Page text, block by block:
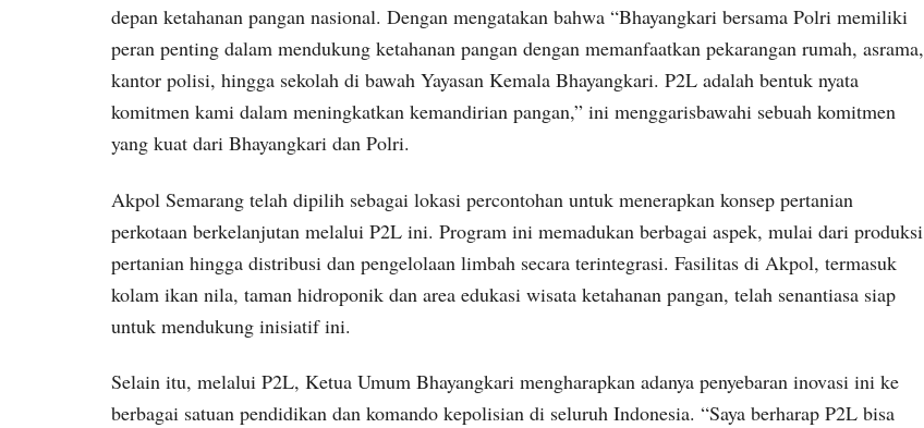
depan ketahanan pangan nasional. Dengan mengatakan bahwa “Bhayangkari bersama Polri memiliki
peran penting dalam mendukung ketahanan pangan dengan memanfaatkan pekarangan rumah, asrama,
kantor polisi, hingga sekolah di bawah Yayasan Kemala Bhayangkari. P2L adalah bentuk nyata
komitmen kami dalam meningkatkan kemandirian pangan,” ini menggarisbawahi sebuah komitmen
yang kuat dari Bhayangkari dan Polri.
Akpol Semarang telah dipilih sebagai lokasi percontohan untuk menerapkan konsep pertanian
perkotaan berkelanjutan melalui P2L ini. Program ini memadukan berbagai aspek, mulai dari produksi
pertanian hingga distribusi dan pengelolaan limbah secara terintegrasi. Fasilitas di Akpol, termasuk
kolam ikan nila, taman hidroponik dan area edukasi wisata ketahanan pangan, telah senantiasa siap
untuk mendukung inisiatif ini.
Selain itu, melalui P2L, Ketua Umum Bhayangkari mengharapkan adanya penyebaran inovasi ini ke
berbagai satuan pendidikan dan komando kepolisian di seluruh Indonesia. “Saya berharap P2L bisa